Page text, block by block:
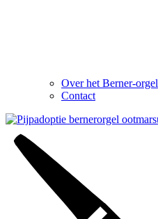
Over het Berner-orgel
Contact